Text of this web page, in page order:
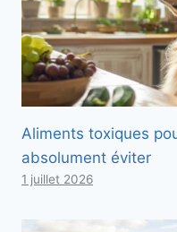
Aliments toxiques
absolument éviter
1 juillet 2026